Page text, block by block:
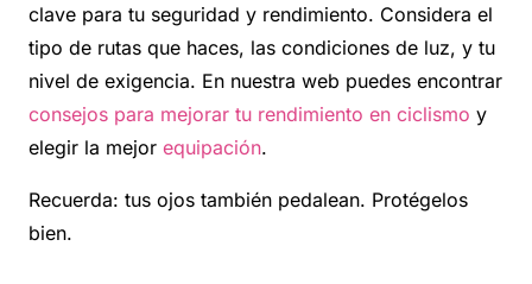
clave para tu seguridad y rendimiento. Considera el
tipo de rutas que haces, las condiciones de luz, y tu
nivel de exigencia. En nuestra web puedes encontrar
consejos para mejorar tu rendimiento en ciclismo y
elegir la mejor equipación.
Recuerda: tus ojos también pedalean. Protégelos
bien.